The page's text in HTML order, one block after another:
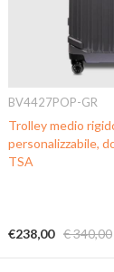
BV4427POP-GR
Trolley medio
personalizzabile,
TSA
€238,00 € 340,00